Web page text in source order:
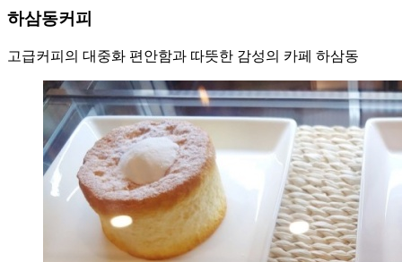
하삼동커피
고급커피의 대중화 편안함과 따뜻한 감성의 카페 하삼동